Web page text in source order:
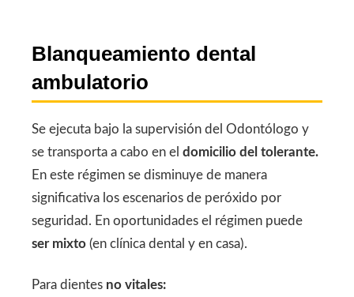
Blanqueamiento dental
ambulatorio
Se ejecuta bajo la supervisión del Odontólogo y
se transporta a cabo en el domicilio del tolerante.
En este régimen se disminuye de manera
significativa los escenarios de peróxido por
seguridad. En oportunidades el régimen puede
ser mixto (en clínica dental y en casa).
Para dientes no vitales: